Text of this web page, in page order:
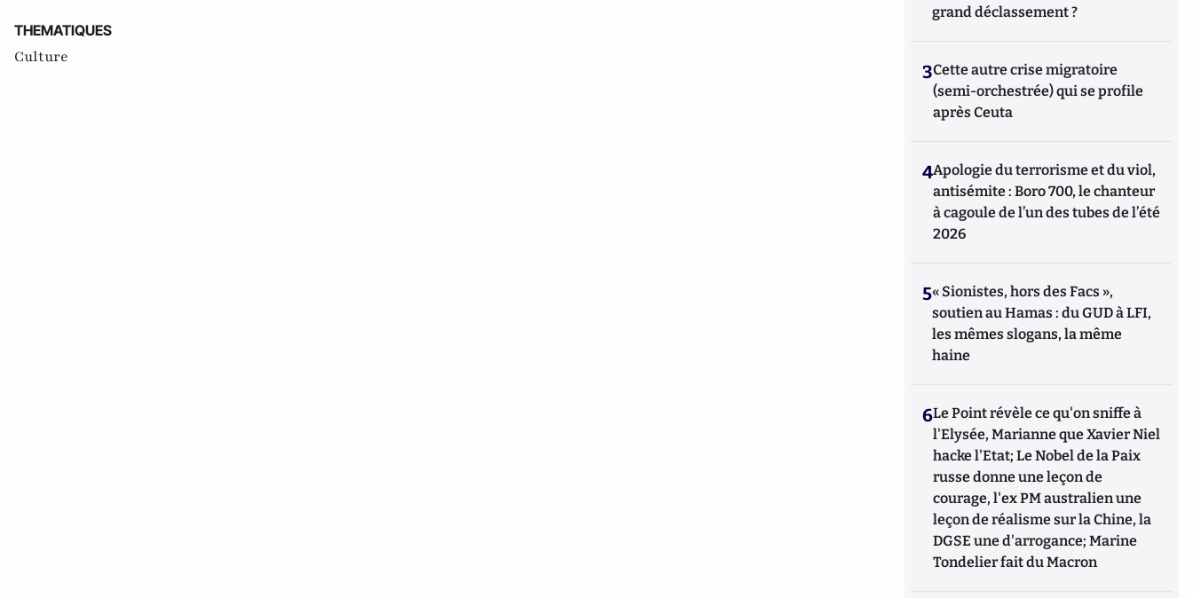
THEMATIQUES
Culture
grand déclassement ?
3Cette autre crise migratoire
(semi-orchestrée) qui se profile
après Ceuta
4Apologie du terrorisme et du viol,
antisémite : Boro 700, le chanteur
à cagoule de l’un des tubes de l’été
2026
5« Sionistes, hors des Facs »,
soutien au Hamas : du GUD à LFI,
les mêmes slogans, la même
haine
6Le Point révèle ce qu'on sniffe à
l'Elysée, Marianne que Xavier Niel
hacke l'Etat; Le Nobel de la Paix
russe donne une leçon de
courage, l'ex PM australien une
leçon de réalisme sur la Chine, la
DGSE une d'arrogance; Marine
Tondelier fait du Macron